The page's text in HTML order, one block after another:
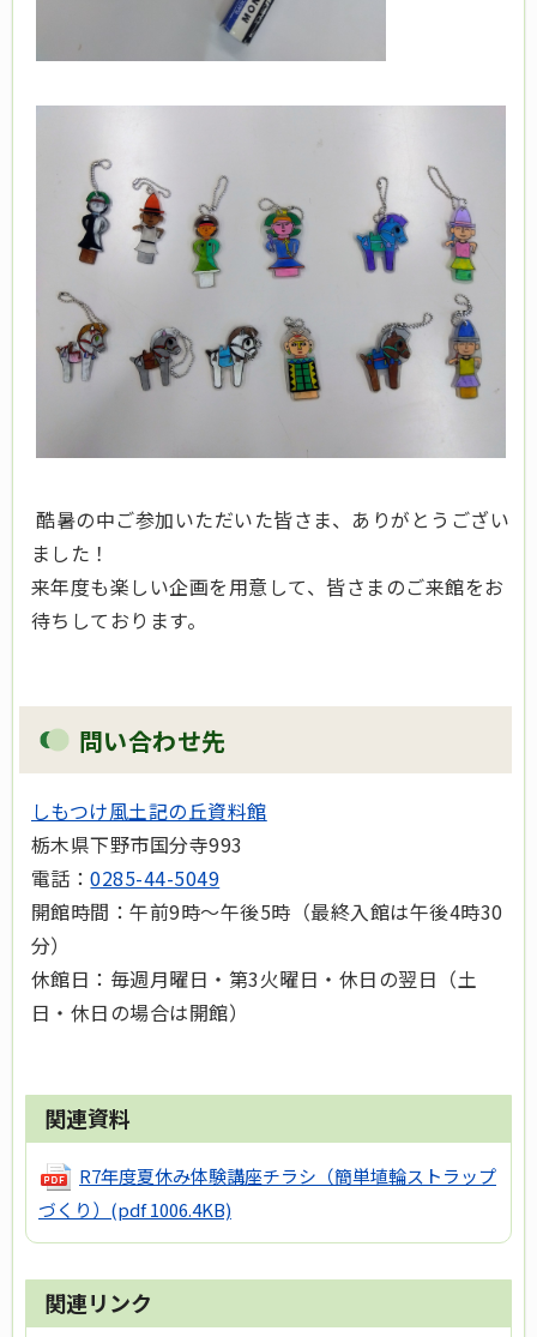
酷暑の中ご参加いただいた皆さま、ありがとうござい
ました！
来年度も楽しい企画を用意して、皆さまのご来館をお
待ちしております。
問い合わせ先
しもつけ風土記の丘資料館
栃木県下野市国分寺993
電話：0285-44-5049
開館時間：午前9時～午後5時（最終入館は午後4時30
分）
休館日：毎週月曜日・第3火曜日・休日の翌日（土
日・休日の場合は開館）
関連資料
R7年度夏休み体験講座チラシ（簡単埴輪ストラップ
づくり） (pdf 1006.4KB)
関連リンク